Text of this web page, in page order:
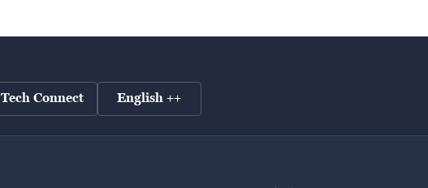
Tech Connect English ++